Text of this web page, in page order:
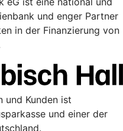
und enger Partner
in der Finanzierung von
und Kunden ist
und einer der